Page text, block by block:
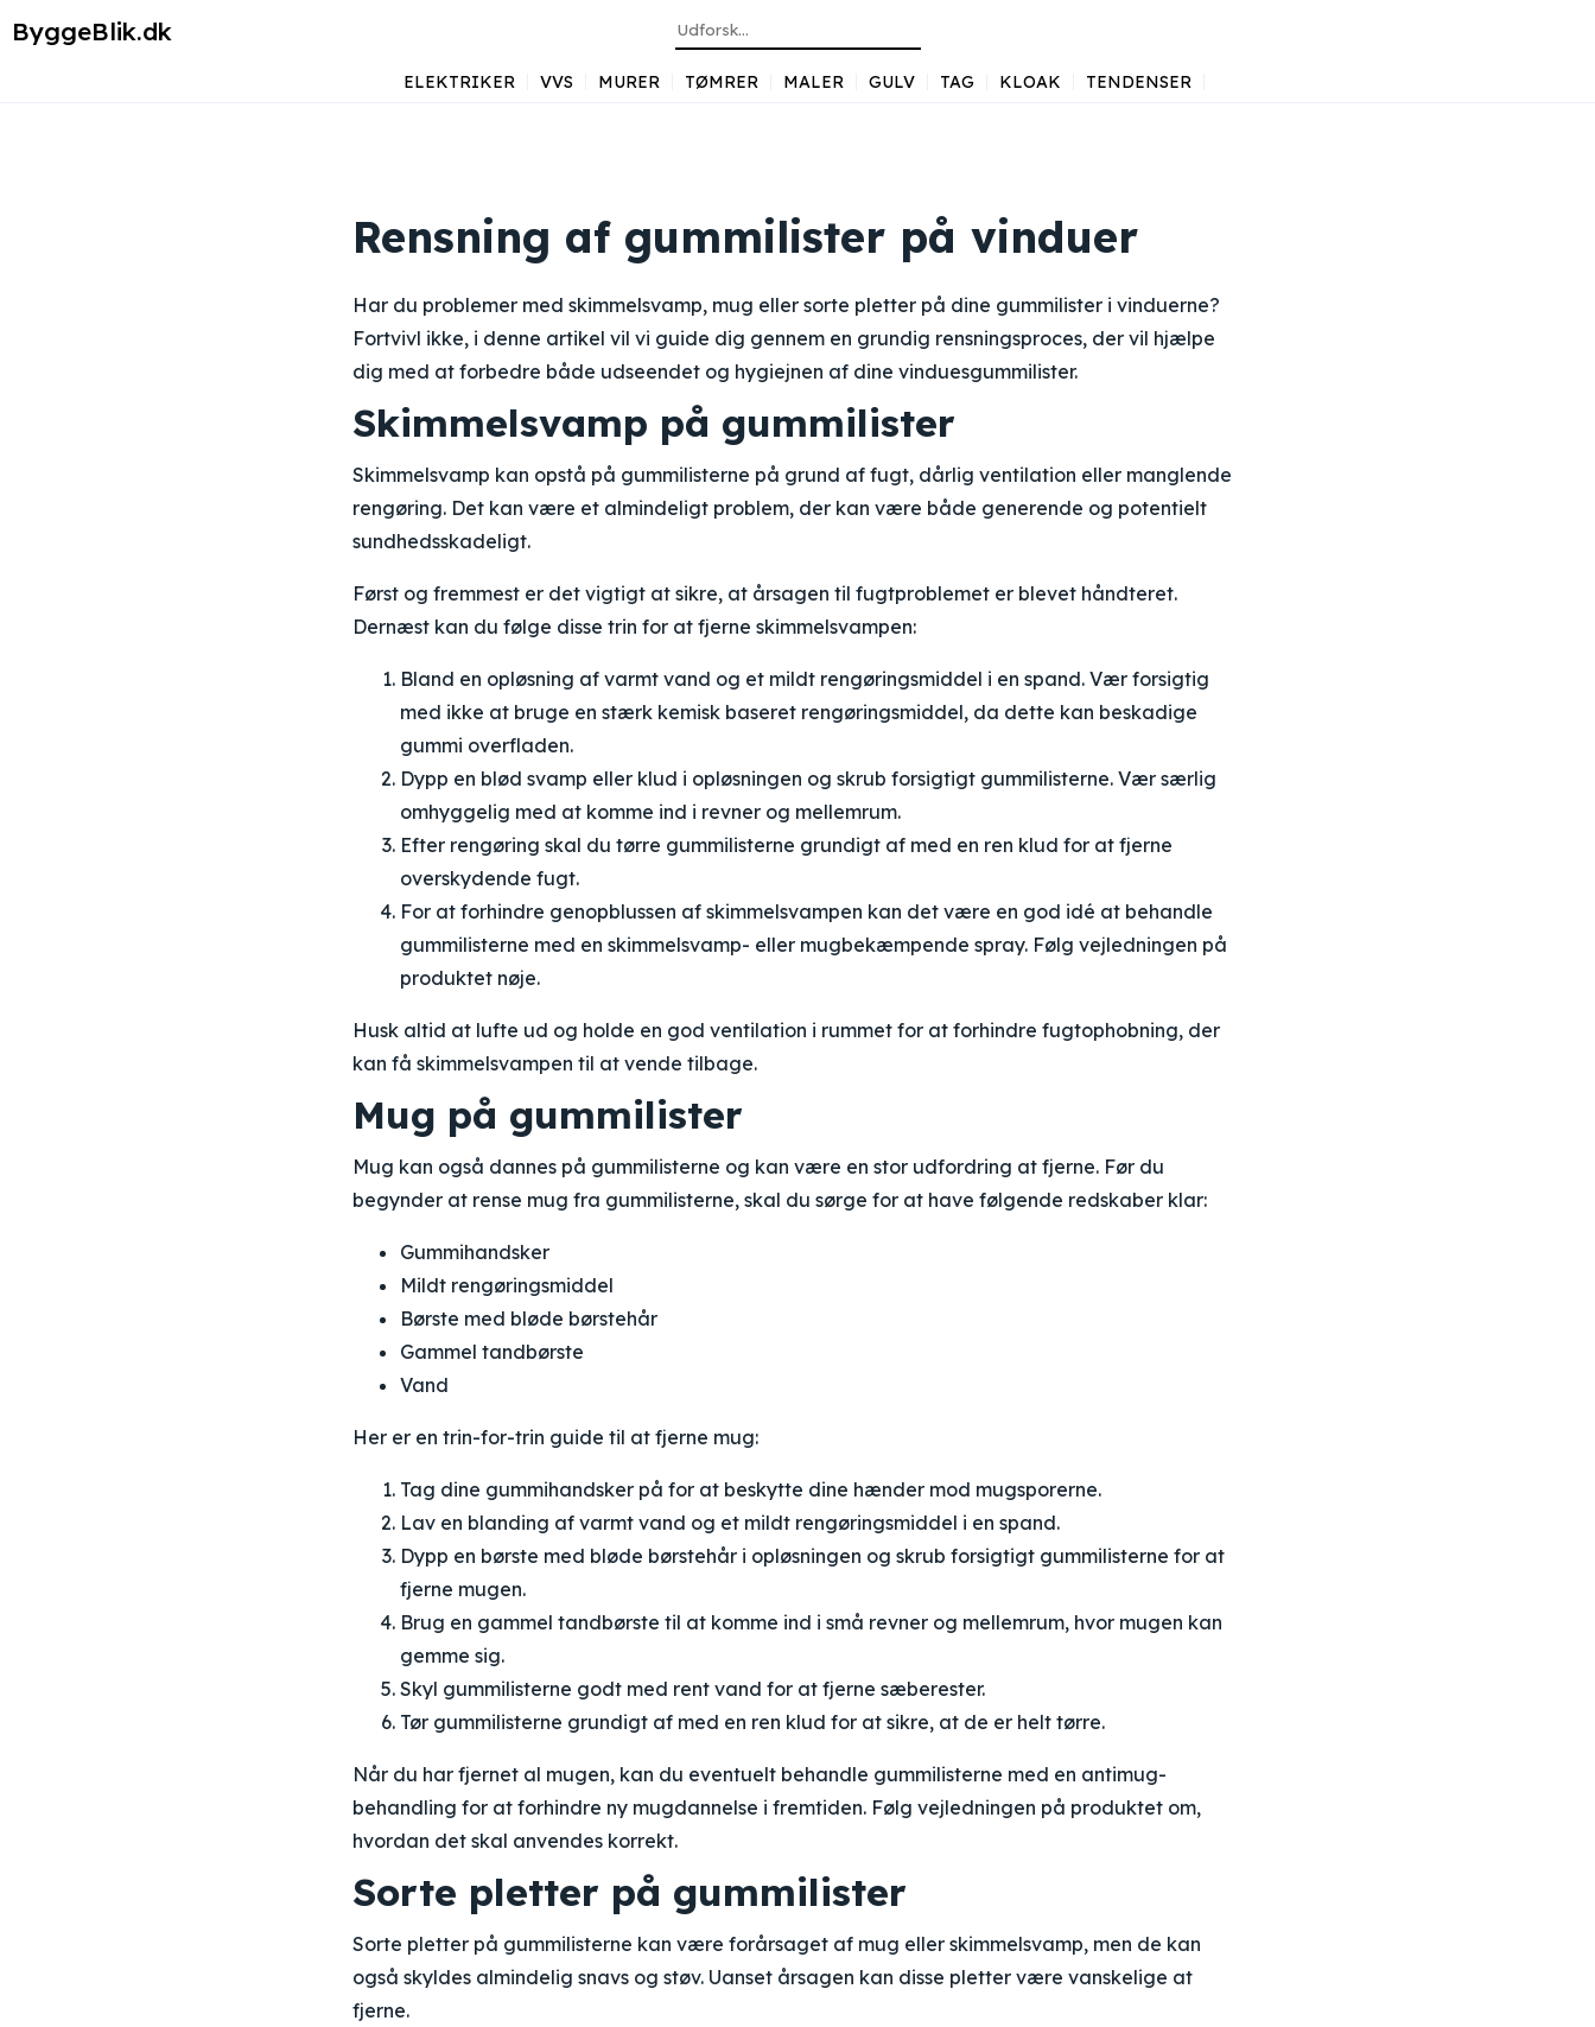
ByggeBlik.dk
ELEKTRIKER VVS MURER TØMRER MALER GULV TAG KLOAK TENDENSER
Rensning af gummilister på vinduer
Har du problemer med skimmelsvamp, mug eller sorte pletter på dine gummilister i vinduerne?
Fortvivl ikke, i denne artikel vil vi guide dig gennem en grundig rensningsproces, der vil hjælpe
dig med at forbedre både udseendet og hygiejnen af dine vinduesgummilister.
Skimmelsvamp på gummilister
Skimmelsvamp kan opstå på gummilisterne på grund af fugt, dårlig ventilation eller manglende
rengøring. Det kan være et almindeligt problem, der kan være både generende og potentielt
sundhedsskadeligt.
Først og fremmest er det vigtigt at sikre, at årsagen til fugtproblemet er blevet håndteret.
Dernæst kan du følge disse trin for at fjerne skimmelsvampen:
Bland en opløsning af varmt vand og et mildt rengøringsmiddel i en spand. Vær forsigtig
med ikke at bruge en stærk kemisk baseret rengøringsmiddel, da dette kan beskadige
gummi overfladen.
Dypp en blød svamp eller klud i opløsningen og skrub forsigtigt gummilisterne. Vær særlig
omhyggelig med at komme ind i revner og mellemrum.
Efter rengøring skal du tørre gummilisterne grundigt af med en ren klud for at fjerne
overskydende fugt.
For at forhindre genopblussen af skimmelsvampen kan det være en god idé at behandle
gummilisterne med en skimmelsvamp- eller mugbekæmpende spray. Følg vejledningen på
produktet nøje.
Husk altid at lufte ud og holde en god ventilation i rummet for at forhindre fugtophobning, der
kan få skimmelsvampen til at vende tilbage.
Mug på gummilister
Mug kan også dannes på gummilisterne og kan være en stor udfordring at fjerne. Før du
begynder at rense mug fra gummilisterne, skal du sørge for at have følgende redskaber klar:
Gummihandsker
Mildt rengøringsmiddel
Børste med bløde børstehår
Gammel tandbørste
Vand
Her er en trin-for-trin guide til at fjerne mug:
Tag dine gummihandsker på for at beskytte dine hænder mod mugsporerne.
Lav en blanding af varmt vand og et mildt rengøringsmiddel i en spand.
Dypp en børste med bløde børstehår i opløsningen og skrub forsigtigt gummilisterne for at
fjerne mugen.
Brug en gammel tandbørste til at komme ind i små revner og mellemrum, hvor mugen kan
gemme sig.
Skyl gummilisterne godt med rent vand for at fjerne sæberester.
Tør gummilisterne grundigt af med en ren klud for at sikre, at de er helt tørre.
Når du har fjernet al mugen, kan du eventuelt behandle gummilisterne med en antimug-
behandling for at forhindre ny mugdannelse i fremtiden. Følg vejledningen på produktet om,
hvordan det skal anvendes korrekt.
Sorte pletter på gummilister
Sorte pletter på gummilisterne kan være forårsaget af mug eller skimmelsvamp, men de kan
også skyldes almindelig snavs og støv. Uanset årsagen kan disse pletter være vanskelige at
fjerne.